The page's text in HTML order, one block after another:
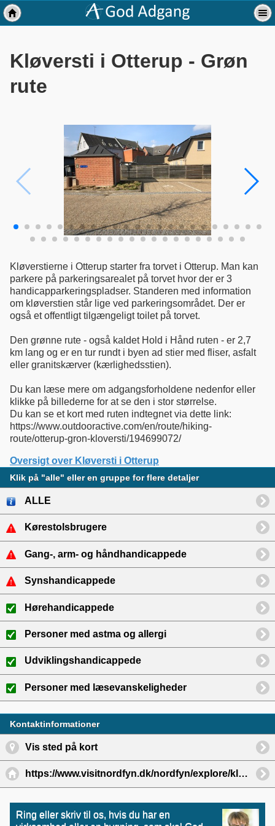
Kløversti i Otterup - Grøn
rute
Kløverstierne i Otterup starter fra torvet i Otterup. Man kan
parkere på parkeringsarealet på torvet hvor der er 3
handicapparkeringspladser. Standeren med information
om kløverstien står lige ved parkeringsområdet. Der er
også et offentligt tilgængeligt toilet på torvet.
Den grønne rute - også kaldet Hold i Hånd ruten - er 2,7
km lang og er en tur rundt i byen ad stier med fliser, asfalt
eller granitskærver (kærlighedsstien).
Du kan læse mere om adgangsforholdene nedenfor eller
klikke på billederne for at se den i stor størrelse.
Du kan se et kort med ruten indtegnet via dette link:
https://www.outdooractive.com/en/route/hiking-
route/otterup-gron-kloversti/194699072/
Oversigt over Kløversti i Otterup
Klik på "alle" eller en gruppe for flere detaljer
ALLE
Kørestolsbrugere
Gang-, arm- og håndhandicappede
Synshandicappede
Hørehandicappede
Personer med astma og allergi
Udviklingshandicappede
Personer med læsevanskeligheder
Kontaktinformationer
Vis sted på kort
https://www.visitnordfyn.dk/nordfyn/explore/kloeverstierne-i-otterup-gdk1099221
Ring eller skriv til os, hvis du har en